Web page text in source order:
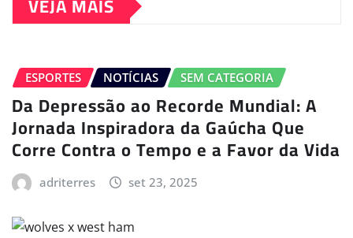
ESPORTES NOTÍCIAS SEM CATEGORIA
Da Depressão ao Recorde Mundial: A
Jornada Inspiradora da Gaúcha Que
Corre Contra o Tempo e a Favor da Vida
adriterres set 23, 2025